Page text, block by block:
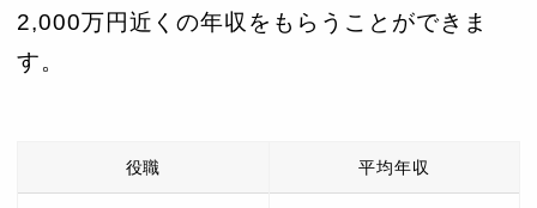
2,000万円近くの年収をもらうことができま
す。
役職 平均年収